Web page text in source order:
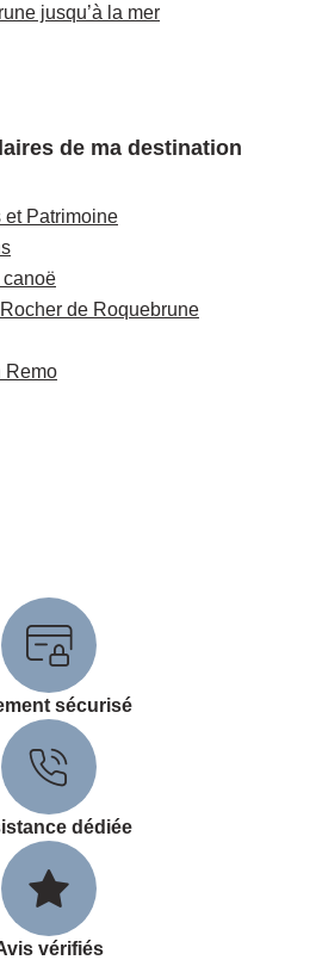
jusqu’à la mer
de ma destination
et Patrimoine
de Roquebrune
Remo
sécurisé
dédiée
vérifiés